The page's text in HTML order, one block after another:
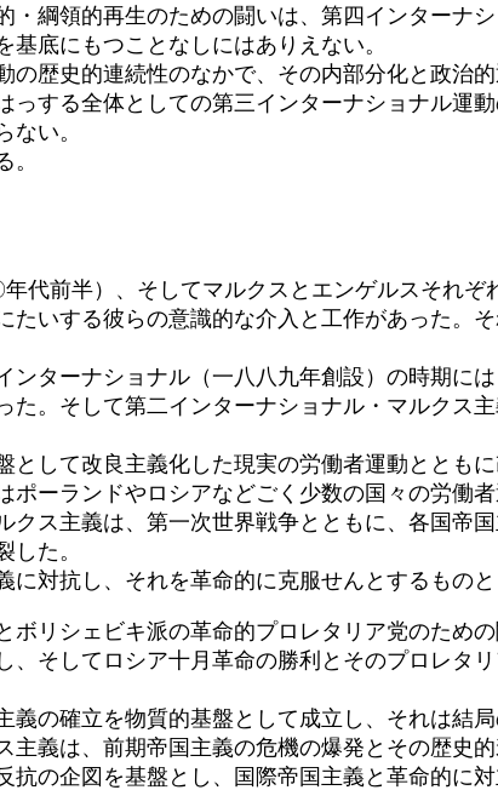
綱領的再生のための闘いは、第四インターナシ
底にもつことなしにはありえない。
歴史的連続性のなかで、その内部分化と政治的
する全体としての第三インターナショナル運動
い。
前半）、そしてマルクスとエンゲルスそれぞ
いする彼らの意識的な介入と工作があった。そ
ターナショナル（一八八九年創設）の時期には
。そして第二インターナショナル・マルクス主
して改良主義化した現実の労働者運動とともに
ーランドやロシアなどごく少数の国々の労働者
ス主義は、第一次世界戦争とともに、各国帝国
た。
対抗し、それを革命的に克服せんとするものと
リシェビキ派の革命的プロレタリア党のための
そしてロシア十月革命の勝利とそのプロレタリ
の確立を物質的基盤として成立し、それは結局
義は、前期帝国主義の危機の爆発とその歴史的
の企図を基盤とし、国際帝国主義と革命的に対